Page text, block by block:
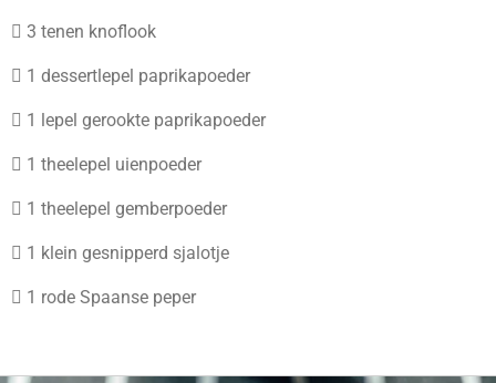
 3 tenen knoflook
 1 dessertlepel paprikapoeder
 1 lepel gerookte paprikapoeder
 1 theelepel uienpoeder
 1 theelepel gemberpoeder
 1 klein gesnipperd sjalotje
 1 rode Spaanse peper